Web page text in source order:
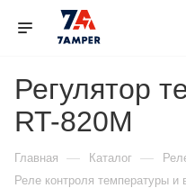
Регулятор
RT-820М
Главная — Каталог —
Реле контроля температуры и